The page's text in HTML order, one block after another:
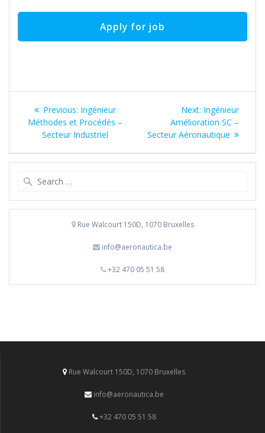
Post
navigation
Previous: Previous
post:
Ingénieur
Méthodes et Procédés –
Secteur Industriel
Next: Next
post:
Ingénieur
Amélioration SC –
Secteur Aéronautique
Rue Walcourt 150D, 1070 Bruxelles
info@aeronautica.be
+32 470 05 51 58
Rue Walcourt 150D, 1070 Bruxelles
info@aeronautica.be
+32 470 05 51 58